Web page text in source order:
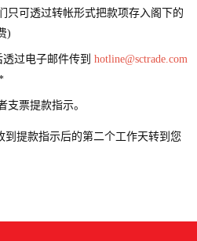
只可透过转帐形式把款项存入阁下的
)
透过电子邮件传到hotline@sctrade.com
支票提款指示。
提款指示后的第二个工作天转到您